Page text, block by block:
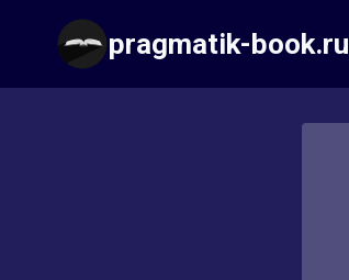
содержимому
pragmatik-book.ru